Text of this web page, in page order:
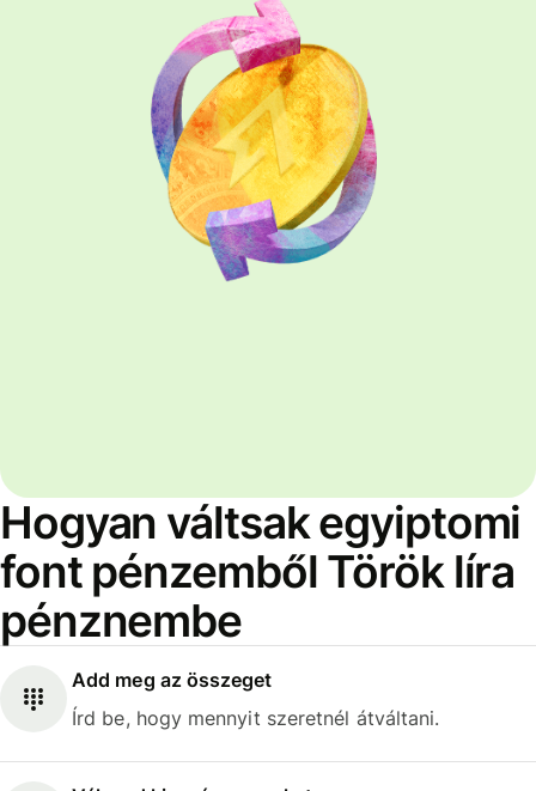
Hogyan váltsak egyiptomi
font pénzemből Török líra
pénznembe
Add meg az összeget
Írd be, hogy mennyit szeretnél átváltani.